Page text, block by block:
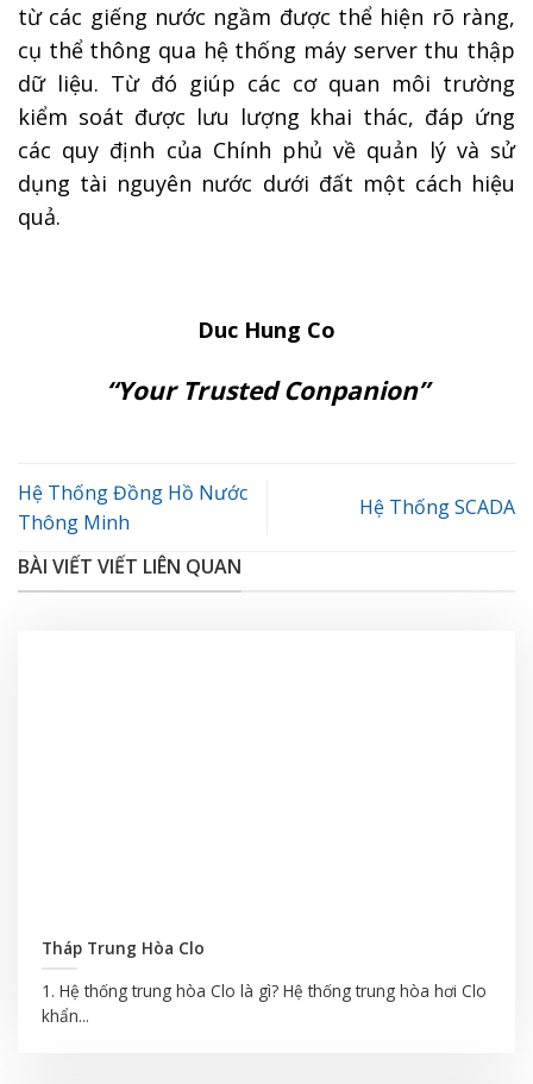
từ các giếng nước ngầm được thể hiện rõ ràng,
cụ thể thông qua hệ thống máy server thu thập
dữ liệu. Từ đó giúp các cơ quan môi trường
kiểm soát được lưu lượng khai thác, đáp ứng
các quy định của Chính phủ về quản lý và sử
dụng tài nguyên nước dưới đất một cách hiệu
quả.
Duc Hung Co
“Your Trusted Conpanion”
Hệ Thống Đồng Hồ Nước
Thông Minh
Hệ Thống SCADA
BÀI VIẾT VIẾT LIÊN QUAN
Tháp Trung Hòa Clo
1. Hệ thống trung hòa Clo là gì? Hệ thống trung hòa hơi Clo
khẩn...